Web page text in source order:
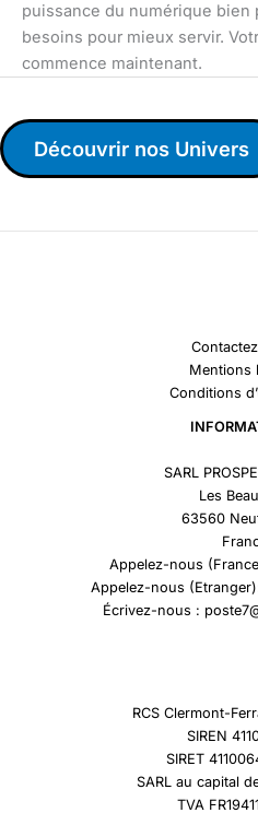
puissance du numérique bien
besoins pour mieux servir.
commence maintenant.
Découvrir nos Univers
Mentions
Conditions
SARL
Les
63560
Appelez-nous
Appelez-nous
Écrivez-nous :
RCS Clermont-
SIREN
SIRET
SARL au capital
TVA